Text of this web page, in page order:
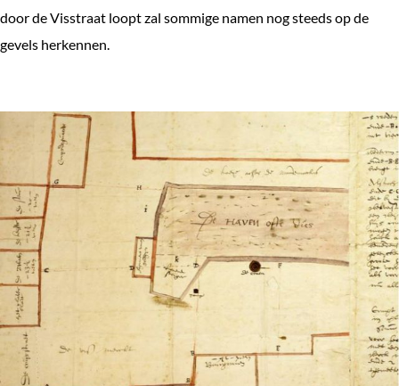
door de Visstraat loopt zal sommige namen nog steeds op de
gevels herkennen.